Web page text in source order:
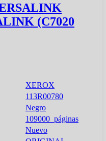
(C7020
XEROX
113R00780
Negro
109000 páginas
Nuevo